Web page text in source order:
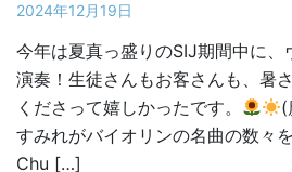
2024年12月19日
今年は夏真っ盛りのSIJ期間中に、
演奏！生徒さんもお客さんも、暑
くださって嬉しかったです。
(
すみれがバイオリンの名曲の数々
Chu […]